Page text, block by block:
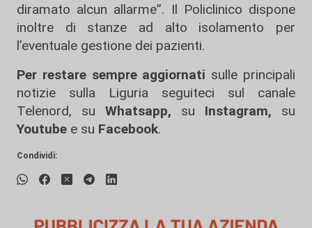
diramato alcun allarme”. Il Policlinico dispone
inoltre di stanze ad alto isolamento per
l’eventuale gestione dei pazienti.
Per restare sempre aggiornati sulle principali
notizie sulla Liguria seguiteci sul canale
Telenord, su
Whatsapp, su Instagram, su
Youtube e su Facebook.
Condividi: